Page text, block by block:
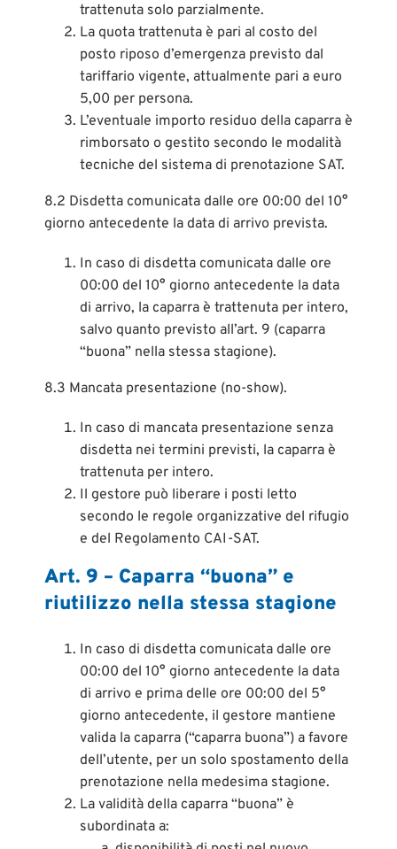
trattenuta solo parzialmente.
La quota trattenuta è pari al costo del
posto riposo d’emergenza previsto dal
tariffario vigente, attualmente pari a euro
5,00 per persona.
L’eventuale importo residuo della caparra è
rimborsato o gestito secondo le modalità
tecniche del sistema di prenotazione SAT.
8.2 Disdetta comunicata dalle ore 00:00 del 10°
giorno antecedente la data di arrivo prevista.
In caso di disdetta comunicata dalle ore
00:00 del 10° giorno antecedente la data
di arrivo, la caparra è trattenuta per intero,
salvo quanto previsto all’art. 9 (caparra
“buona” nella stessa stagione).
8.3 Mancata presentazione (no-show).
In caso di mancata presentazione senza
disdetta nei termini previsti, la caparra è
trattenuta per intero.
Il gestore può liberare i posti letto
secondo le regole organizzative del rifugio
e del Regolamento CAI-SAT.
Art. 9 – Caparra “buona” e
riutilizzo nella stessa stagione
In caso di disdetta comunicata dalle ore
00:00 del 10° giorno antecedente la data
di arrivo e prima delle ore 00:00 del 5°
giorno antecedente, il gestore mantiene
valida la caparra (“caparra buona”) a favore
dell’utente, per un solo spostamento della
prenotazione nella medesima stagione.
La validità della caparra “buona” è
subordinata a: